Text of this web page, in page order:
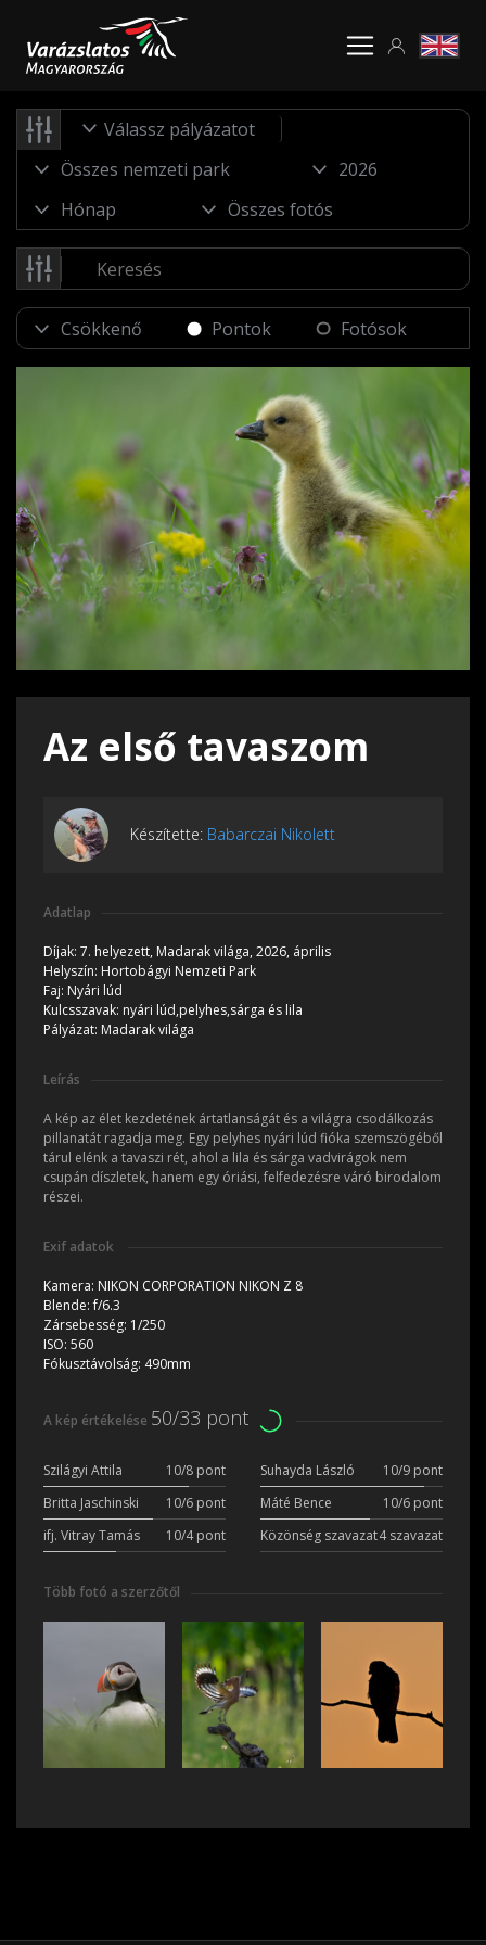
Válassz pályázatot
Pontok Fotósok
Az első tavaszom
Készítette: Babarczai Nikolett
Adatlap
Díjak: 7. helyezett, Madarak világa, 2026, április
Helyszín: Hortobágyi Nemzeti Park
Faj: Nyári lúd
Kulcsszavak: nyári lúd,pelyhes,sárga és lila
Pályázat: Madarak világa
Leírás
A kép az élet kezdetének ártatlanságát és a világra csodálkozás
pillanatát ragadja meg. Egy pelyhes nyári lúd fióka szemszögéből
tárul elénk a tavaszi rét, ahol a lila és sárga vadvirágok nem
csupán díszletek, hanem egy óriási, felfedezésre váró birodalom
részei.
Exif adatok
Kamera: NIKON CORPORATION NIKON Z 8
Blende:f/6.3
Zársebesség: 1/250
ISO: 560
Fókusztávolság: 490mm
A kép értékelése 50/33 pont
Szilágyi Attila 10/8 pont Suhayda László
10/9 pont
Britta Jaschinski
10/6 pont Máté Bence
10/6 pont
ifj. Vitray Tamás
10/4 pont Közönség szavazat4 szavazat
Több fotó a szerzőtől